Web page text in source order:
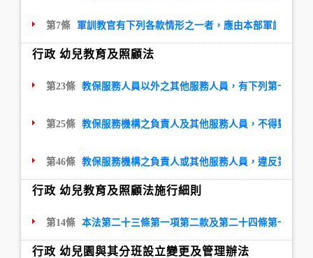
第7條 軍訓教官有下列各款情形之一者，應由本部軍訓教官
行政 幼兒教育及照顧法
第23條 教保服務人員以外之其他服務人員，有下列第一款
第25條 教保服務機構之負責人及其他服務人員，不得對幼
第46條 教保服務機構之負責人或其他服務人員，違反第二
行政 幼兒教育及照顧法施行細則
第14條 本法第二十三條第一項第二款及第二十四條第一項
行政 幼兒園與其分班設立變更及管理辦法